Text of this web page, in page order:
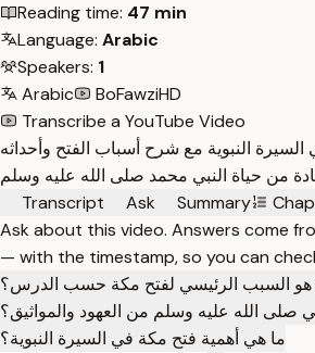
Reading time: 47 min
Language: Arabic
Speakers: 1
Arabic
BoFawziHD
Transcribe a YouTube Video
النبوية مع شرح أسباب الفتح وأحداثه
Transcript
Ask Summary
Ask about this video. Answers come
— with the timestamp, so you can
هو السبب الرئيسي لفتح مكة حسب الدرس؟
الله عليه وسلم من العهود والمواثيق؟
ما هي أهمية فتح مكة في السيرة النبوية؟